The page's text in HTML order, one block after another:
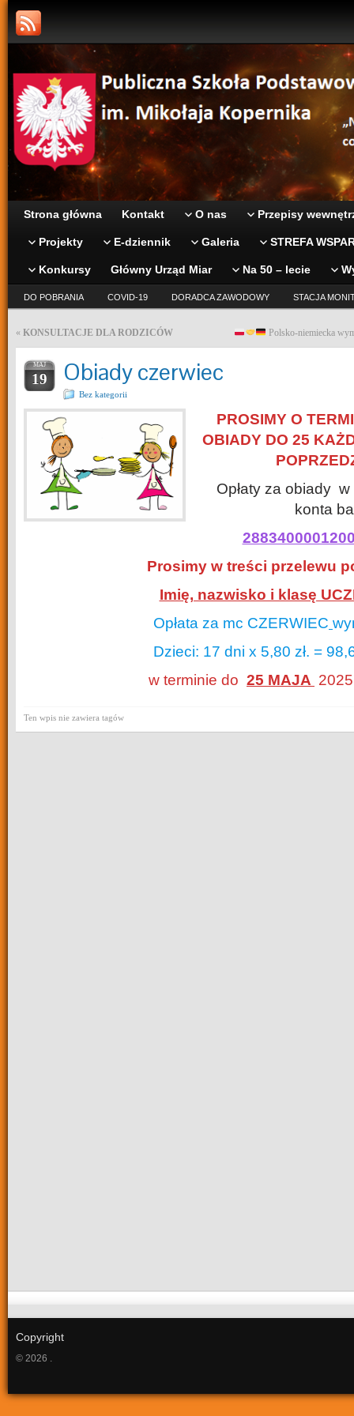
Strona główna Kontakt O nas Przepisy
Projekty E-dziennik Galeria STREFA
Konkursy Główny Urząd Miar Na 50 – lecie
DO POBRANIA COVID-19 DORADCA ZAWODOWY STACJA
« KONSULTACJE DLA RODZICÓW Polsko-niemiecka
MAJ
19 Obiady czerwiec
Bez kategorii
PROSIMY O
OBIADY DO 25
Opłaty za obiady
konta
Prosimy w treści przelewu
Imię, nazwisko i klasę
Opłata za mc CZERWIEC
Dzieci: 17 dni x 5,80 zł. =
w terminie do 25 MAJA
Ten wpis nie zawiera tagów
Copyright
© 2026 .